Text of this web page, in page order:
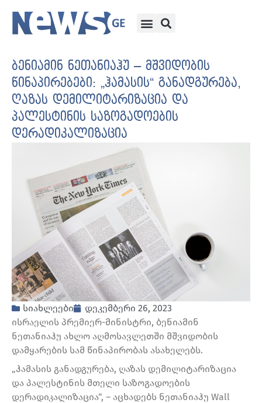
ბენიამინ ნეთანიაჰუ – მშვიდობის
წინაპირებები: „ჰამასის“ განადგურება,
ღაზას დემილიტარიზაცია და
პალესტინის საზოგადოების
დერადიკალიზაცია
სიახლეები
დეკემბერი 26, 2023
ისრაელის პრემიერ-მინისტრი, ბენიამინ
ნეთანიაჰუ ახლო აღმოსავლეთში მშვიდობის
დამყარების სამ წინაპირობას ასახელებს.
„ჰამასის განადგურება, ღაზას დემილიტარიზაცია
და პალესტინის მთელი საზოგადოების
დერადიკალიზაცია“, – აცხადებს ნეთანიაჰუ Wall